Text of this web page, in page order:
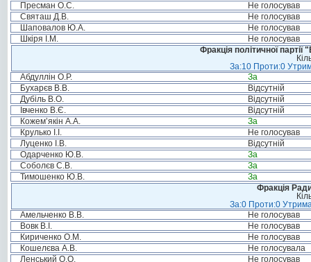
Пресман О.С.
Не голосував
Святаш Д.В.
Не голосував
Шаповалов Ю.А.
Не голосував
Шкіря І.М.
Не голосував
Фракція політичної
За:10 Проти:0
Абдуллін О.Р.
За
Бухарєв В.В.
Відсутній
Дубіль В.О.
Відсутній
Івченко В.Є.
Відсутній
Кожем’якін А.А.
За
Крулько І.І.
Не голосував
Луценко І.В.
Відсутній
Одарченко Ю.В.
За
Соболєв С.В.
За
Тимошенко Ю.В.
За
Фракція
За:0 Проти:0
Амельченко В.В.
Не голосував
Вовк В.І.
Не голосував
Кириченко О.М.
Не голосував
Кошелєва А.В.
Не голосувала
Ленський О.О.
Не голосував